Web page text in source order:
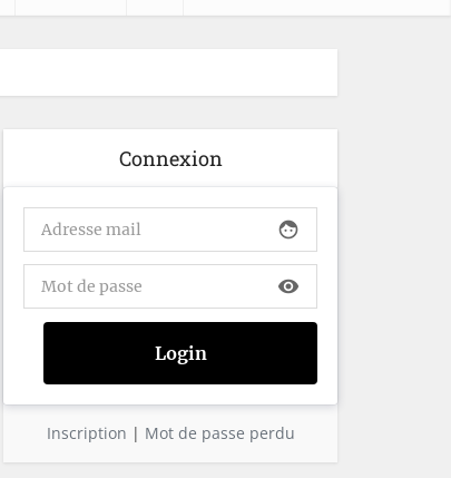
Connexion
face
visibility
Inscription | Mot de passe perdu